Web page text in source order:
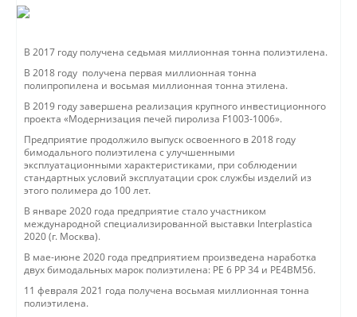
В 2017 году получена седьмая миллионная тонна полиэтилена.
В 2018 году получена первая миллионная тонна
полипропилена и восьмая миллионная тонна этилена.
В 2019 году завершена реализация крупного инвестиционного
проекта «Модернизация печей пиролиза F1003-1006».
Предприятие продолжило выпуск освоенного в 2018 году
бимодального полиэтилена с улучшенными
эксплуатационными характеристиками, при соблюдении
стандартных условий эксплуатации срок службы изделий из
этого полимера до 100 лет.
В январе 2020 года предприятие стало участником
международной специализированной выставки Interplastica
2020 (г. Москва).
В мае-июне 2020 года предприятием произведена наработка
двух бимодальных марок полиэтилена: РЕ 6 РР 34 и РЕ4ВМ56.
11 февраля 2021 года получена восьмая миллионная тонна
полиэтилена.